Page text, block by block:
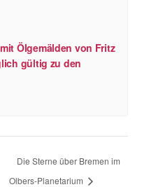
Ölgemälden von Fritz
gültig zu den
Die Sterne über Bremen im
Olbers-Planetarium